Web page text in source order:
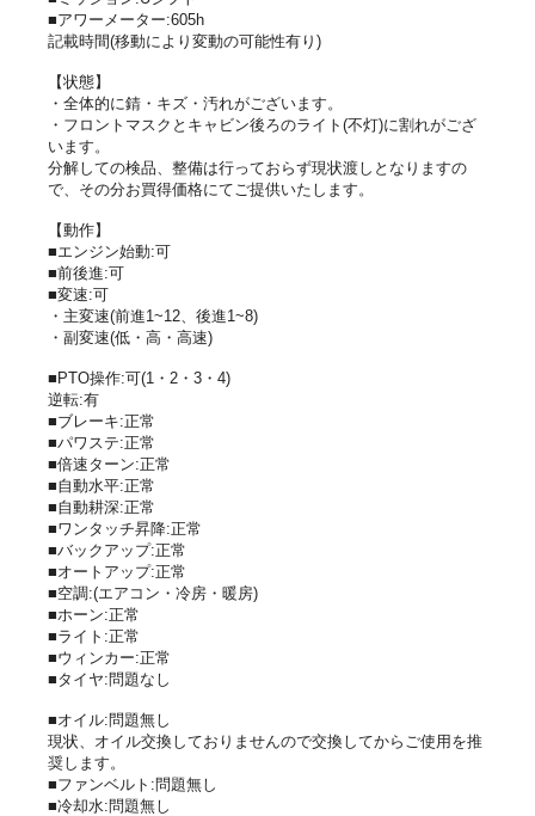
■アワーメーター:605h
記載時間(移動により変動の可能性有り)
【状態】
・全体的に錆・キズ・汚れがございます。
・フロントマスクとキャビン後ろのライト(不灯)に割れがござ
います。
分解しての検品、整備は行っておらず現状渡しとなりますの
で、その分お買得価格にてご提供いたします。
【動作】
■エンジン始動:可
■前後進:可
■変速:可
・主変速(前進1~12、後進1~8)
・副変速(低・高・高速)
■PTO操作:可(1・2・3・4)
逆転:有
■ブレーキ:正常
■パワステ:正常
■倍速ターン:正常
■自動水平:正常
■自動耕深:正常
■ワンタッチ昇降:正常
■バックアップ:正常
■オートアップ:正常
■空調:(エアコン・冷房・暖房)
■ホーン:正常
■ライト:正常
■ウィンカー:正常
■タイヤ:問題なし
■オイル:問題無し
現状、オイル交換しておりませんので交換してからご使用を推
奨します。
■ファンベルト:問題無し
■冷却水:問題無し